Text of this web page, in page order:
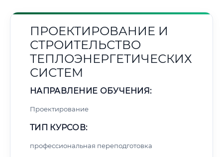
ПРОЕКТИРОВАНИЕ И
СТРОИТЕЛЬСТВО
ТЕПЛОЭНЕРГЕТИЧЕСКИХ
СИСТЕМ
НАПРАВЛЕНИЕ ОБУЧЕНИЯ:
Проектирование
ТИП КУРСОВ:
профессиональная переподготовка